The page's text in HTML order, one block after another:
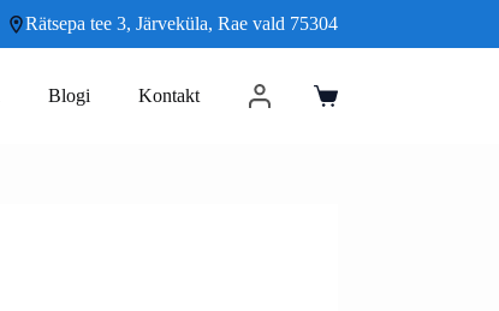
Rätsepa tee 3, Järveküla, Rae vald 75304
Blogi Kontakt